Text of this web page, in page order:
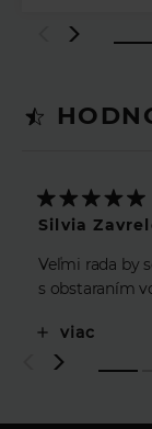
Silvia
Veľmi rada by
s obstaraním
osobný….ak je
poďakovala
viac